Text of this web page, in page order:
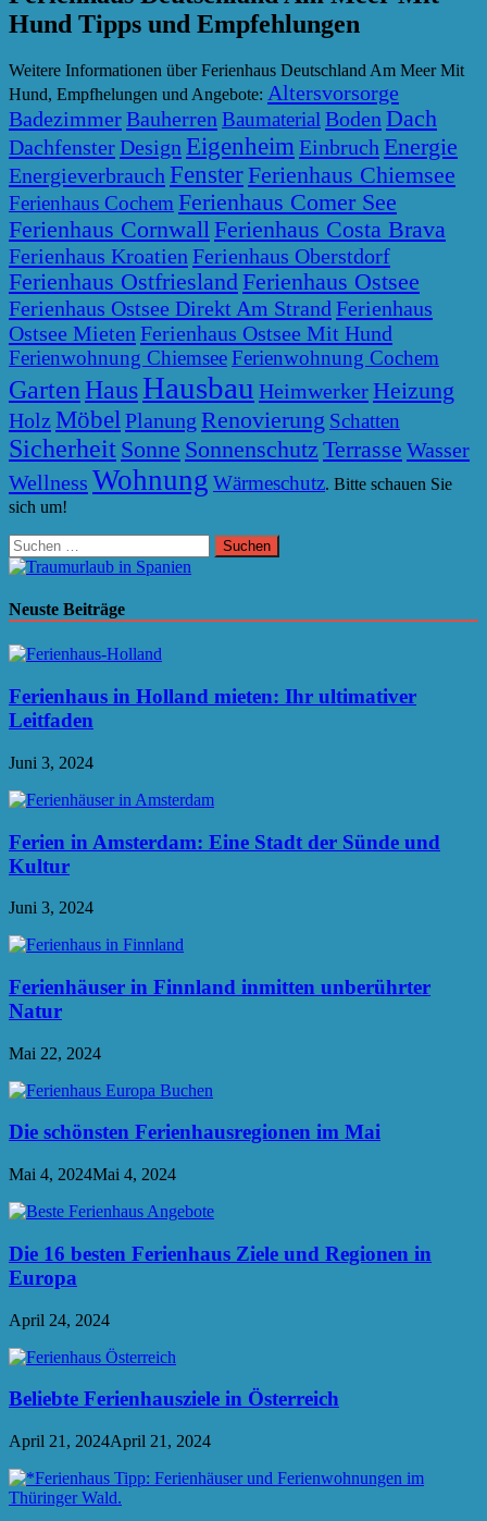
Hund Tipps und Empfehlungen
Weitere Informationen über Ferienhaus Deutschland Am Meer Mit
Hund, Empfhelungen und Angebote: Altersvorsorge
BadezimmerBauherren Baumaterial Boden Dach
DachfensterDesign Eigenheim Einbruch Energie
Energieverbrauch FensterFerienhaus Chiemsee
Ferienhaus Cochem Ferienhaus Comer See
Ferienhaus CornwallFerienhaus Costa Brava
Ferienhaus Kroatien Ferienhaus Oberstdorf
Ferienhaus OstfrieslandFerienhaus Ostsee
Ferienhaus Ostsee Direkt Am Strand Ferienhaus
Ostsee Mieten Ferienhaus Ostsee Mit Hund
Ferienwohnung ChiemseeFerienwohnung Cochem
GartenHausHausbau HeimwerkerHeizung
HolzMöbel Planung Renovierung Schatten
Sicherheit Sonne Sonnenschutz Terrasse Wasser
Wellness Wohnung Wärmeschutz. Bitte schauen Sie
sich um!
Suchen
nach:
Neuste Beiträge
Ferienhaus in Holland mieten: Ihr ultimativer
Leitfaden
Juni 3, 2024
Ferien in Amsterdam: Eine Stadt der Sünde und
Kultur
Juni 3, 2024
Ferienhäuser in Finnland inmitten unberührter
Natur
Mai 22, 2024
Die schönsten Ferienhausregionen im Mai
Mai 4, 2024Mai 4, 2024
Die 16 besten Ferienhaus Ziele und Regionen in
Europa
April 24, 2024
Beliebte Ferienhausziele in Österreich
April 21, 2024April 21, 2024